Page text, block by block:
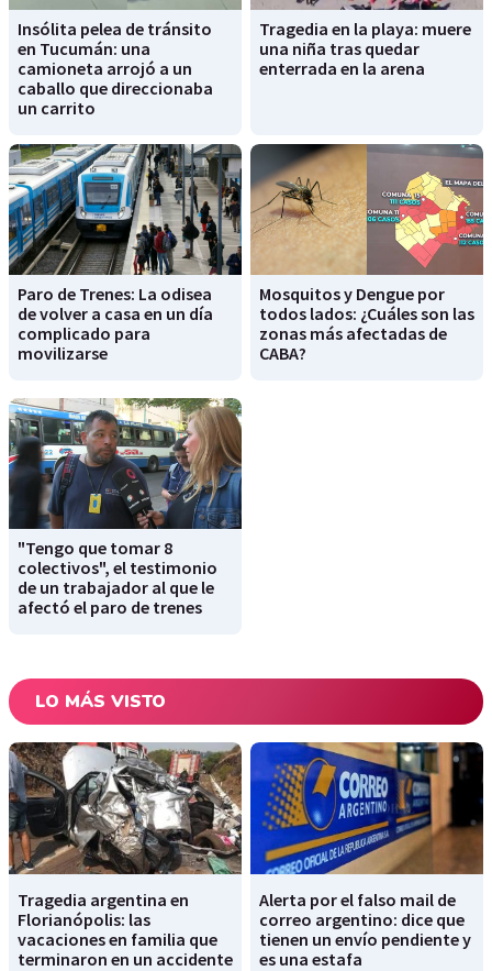
Insólita pelea de tránsito
en Tucumán: una
camioneta arrojó a un
caballo que direccionaba
un carrito
Tragedia en la playa: muere
una niña tras quedar
enterrada en la arena
Paro de Trenes: La odisea
de volver a casa en un día
complicado para
movilizarse
Mosquitos y Dengue por
todos lados: ¿Cuáles son las
zonas más afectadas de
CABA?
"Tengo que tomar 8
colectivos", el testimonio
de un trabajador al que le
afectó el paro de trenes
LO MÁS VISTO
Tragedia argentina en
Florianópolis: las
vacaciones en familia que
terminaron en un accidente
Alerta por el falso mail de
correo argentino: dice que
tienen un envío pendiente y
es una estafa